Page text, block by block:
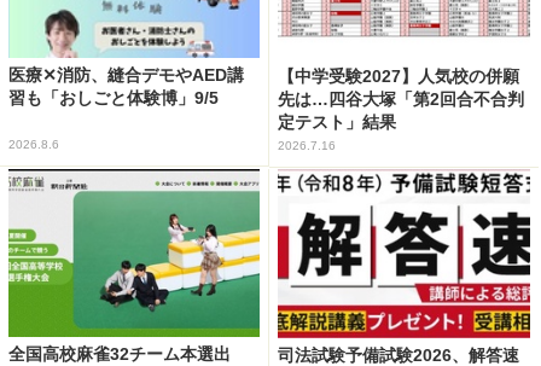
医療✕消防、縫合デモやAED講
習も「おしごと体験博」9/5
2026.8.6
【中学受験2027】人気校の併願
先は…四谷大塚「第2回合不合判
定テスト」結果
2026.7.16
全国高校麻雀32チーム本選出
司法試験予備試験2026、解答速